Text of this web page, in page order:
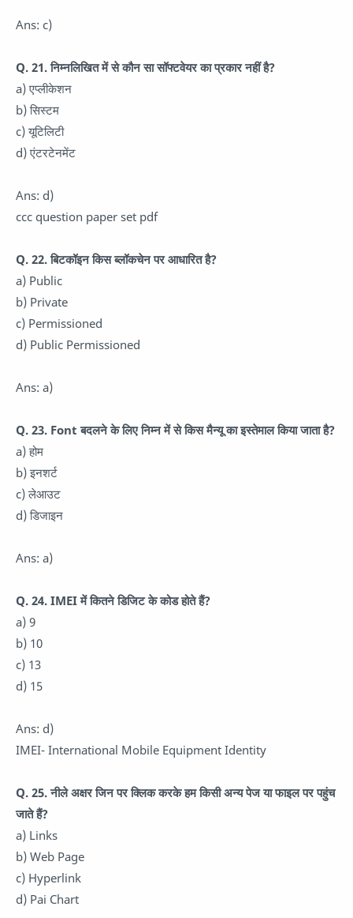
Ans: c)
Q. 21. निम्नलिखित में से कौन सा सॉफ्टवेयर का प्रकार नहीं है?
a) एप्लीकेशन
b) सिस्टम
c) यूटिलिटी
d) एंटरटेनमेंट
Ans: d)
ccc question paper set pdf
Q. 22. बिटकॉइन किस ब्लॉकचेन पर आधारित है?
a) Public
b) Private
c) Permissioned
d) Public Permissioned
Ans: a)
Q. 23. Font बदलने के लिए निम्न में से किस मैन्यू का इस्तेमाल किया जाता है?
a) होम
b) इनशर्ट
c) लेआउट
d) डिजाइन
Ans: a)
Q. 24. IMEI में कितने डिजिट के कोड होते हैं?
a) 9
b) 10
c) 13
d) 15
Ans: d)
IMEI- International Mobile Equipment Identity
Q. 25. नीले अक्षर जिन पर क्लिक करके हम किसी अन्य पेज या फाइल पर पहुंच
जाते हैं?
a) Links
b) Web Page
c) Hyperlink
d) Pai Chart